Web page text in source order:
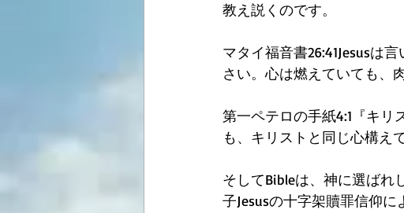
教え説くのです。
マタイ福音書26:41Jesusは
さい。心は燃えていても、
第一ペテロの手紙4:1『キリ
も、キリストと同じ心構え
そしてBibleは、神に選ばれ
子Jesusの十字架贖罪信仰